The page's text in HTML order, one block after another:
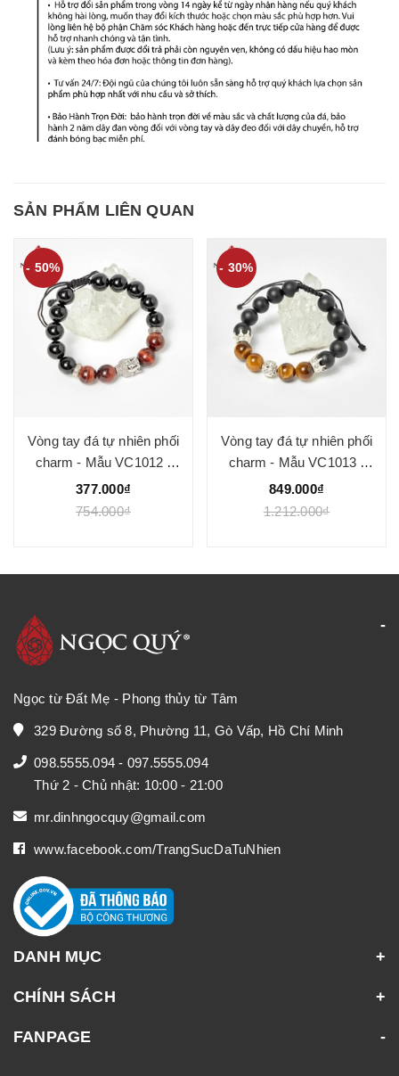
SẢN PHẨM LIÊN QUAN
- 50%
Vòng tay đá tự nhiên phối
charm - Mẫu VC1012 -
Ngọc Quý
377.000₫
754.000₫
- 30%
Vòng tay đá tự nhiên phối
charm - Mẫu VC1013 -
Ngọc Quý
849.000₫
1.212.000₫
Ngọc từ Đất Mẹ - Phong thủy từ Tâm
329 Đường số 8, Phường 11, Gò Vấp, Hồ Chí Minh
098.5555.094 - 097.5555.094
Thứ 2 - Chủ nhật: 10:00 - 21:00
mr.dinhngocquy@gmail.com
www.facebook.com/TrangSucDaTuNhien
DANH MỤC
CHÍNH SÁCH
FANPAGE